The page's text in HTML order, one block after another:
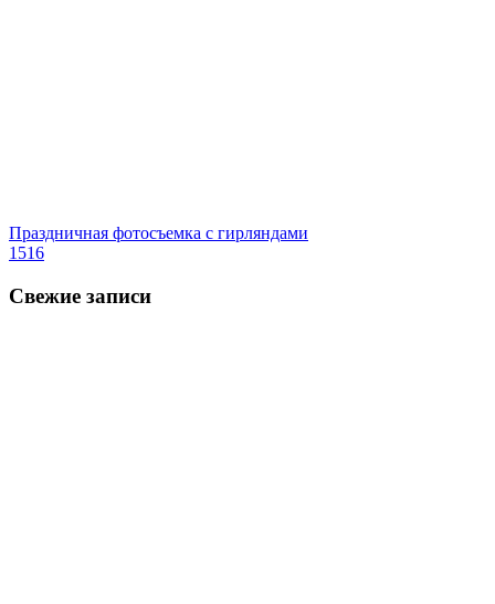
Праздничная фотосъемка с гирляндами
1516
Свежие записи